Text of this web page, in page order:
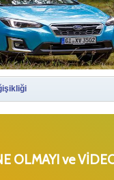
OLMAYI ve